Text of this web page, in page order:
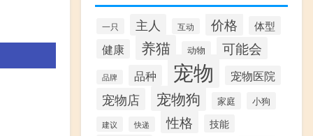
一只 主人 互动 价格 体型
健康 养猫 动物 可能会
品牌 品种 宠物 宠物医院
宠物店 宠物狗 家庭 小狗
建议 快递 性格 技能